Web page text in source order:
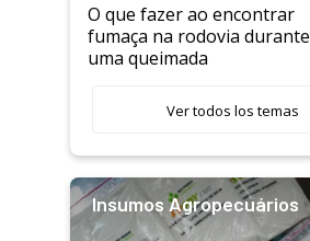
O que fazer ao encontrar
fumaça na rodovia durante
uma queimada
Ver todos los temas
Insumos Agropecuários